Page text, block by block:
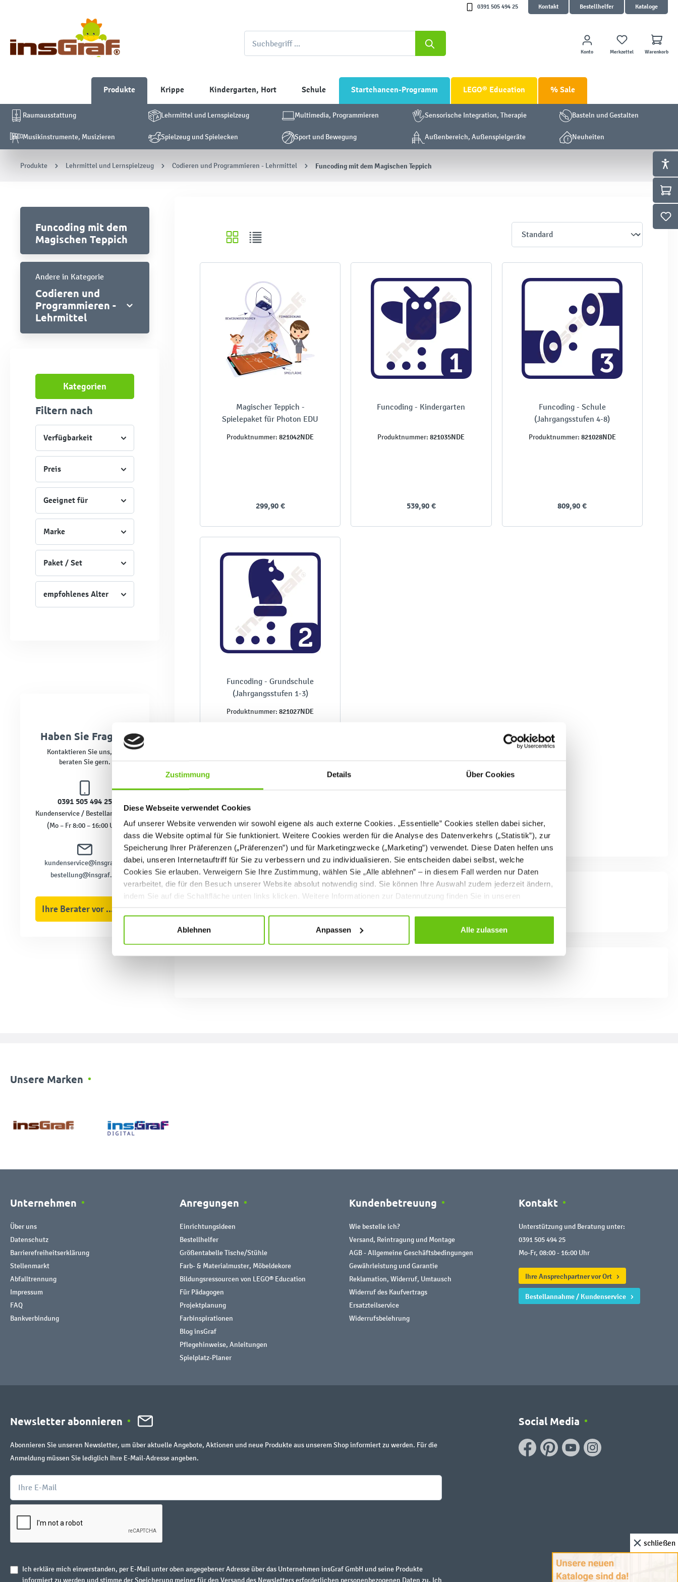
Zustimmung Details Über Cookies
Diese Webseite verwendet Cookies
Auf unserer Website verwenden wir sowohl eigene als auch externe Cookies. „Essentielle” Cookies stellen dabei sicher,
dass die Website optimal für Sie funktioniert. Weitere Cookies werden für die Analyse des Datenverkehrs („Statistik”), zur
Speicherung Ihrer Präferenzen („Präferenzen”) und für Marketingzwecke („Marketing”) verwendet. Diese Daten helfen uns
dabei, unseren Internetauftriff für Sie zu verbessern und zu individualisieren. Sie entscheiden dabei selbst, welche
Cookies Sie erlauben. Verweigern Sie Ihre Zustimmung, wählen Sie „Alle ablehnen” – in diesem Fall werden nur Daten
verarbeitet, die für den Besuch unserer Website absolut notwendig sind. Sie können Ihre Auswahl zudem jederzeit ändern,
indem Sie auf die Schaltfläche unten links klicken. Weitere Informationen zur Datennutzung finden Sie in unseren
Datenschutzrichtlinien.
Ablehnen Anpassen Alle zulassen
0391 505 494 25 Kontakt Bestellhelfer Kataloge
Konto Merkzettel Warenkorb
Produkte Krippe Kindergarten, Hort Schule Startchancen-Programm LEGO® Education % Sale
Raumausstattung Lehrmittel und Lernspielzeug Multimedia, Programmieren Sensorische Integration, Therapie Basteln und Gestalten
Musikinstrumente, Musizieren Spielzeug und Spielecken Sport und Bewegung Außenbereich, Außenspielgeräte Neuheiten
Produkte Lehrmittel und Lernspielzeug Codieren und Programmieren - Lehrmittel Funcoding mit dem Magischen Teppich
Funcoding mit dem
Magischen Teppich
Andere in Kategorie
Codieren und
Programmieren -
Lehrmittel
Kategorien
Filtern nach
Verfügbarkeit
Preis
Geeignet für
Marke
Paket / Set
empfohlenes Alter
Haben Sie Fragen?
Kontaktieren Sie uns, wir
beraten Sie gern.
0391 505 494 25
Kundenservice / Bestellannahme
(Mo – Fr 8:00 – 16:00 Uhr)
kundenservice@insgraf.de
bestellung@insgraf.de
Ihre Berater vor Ort
Magischer Teppich -
Spielepaket für Photon EDU
Produktnummer: 821042NDE
299,90 €
Funcoding - Kindergarten
Produktnummer: 821035NDE
539,90 €
Funcoding - Schule
(Jahrgangsstufen 4-8)
Produktnummer: 821028NDE
809,90 €
Funcoding - Grundschule
(Jahrgangsstufen 1-3)
Produktnummer: 821027NDE
Unsere Marken
Unternehmen
Über uns
Datenschutz
Barrierefreiheitserklärung
Stellenmarkt
Abfalltrennung
Impressum
FAQ
Bankverbindung
Anregungen
Einrichtungsideen
Bestellhelfer
Größentabelle Tische/Stühle
Farb- & Materialmuster, Möbeldekore
Bildungsressourcen von LEGO® Education
Für Pädagogen
Projektplanung
Farbinspirationen
Blog insGraf
Pflegehinweise, Anleitungen
Spielplatz-Planer
Kundenbetreuung
Wie bestelle ich?
Versand, Reintragung und Montage
AGB - Allgemeine Geschäftsbedingungen
Gewährleistung und Garantie
Reklamation, Widerruf, Umtausch
Widerruf des Kaufvertrags
Ersatzteilservice
Widerrufsbelehrung
Kontakt
Unterstützung und Beratung unter:
0391 505 494 25
Mo-Fr, 08:00 - 16:00 Uhr
Ihre Ansprechpartner vor Ort
Bestellannahme / Kundenservice
Newsletter abonnieren
Abonnieren Sie unseren Newsletter, um über aktuelle Angebote, Aktionen und neue Produkte aus unserem Shop informiert zu werden. Für die
Anmeldung müssen Sie lediglich Ihre E-Mail-Adresse angeben.
Ich erkläre mich einverstanden, per E-Mail unter oben angegebener Adresse über das Unternehmen insGraf GmbH und seine Produkte
informiert zu werden und stimme der Speicherung meiner für den Versand des Newsletters erforderlichen personenbezogenen Daten zu. Ich
Social Media
schließen